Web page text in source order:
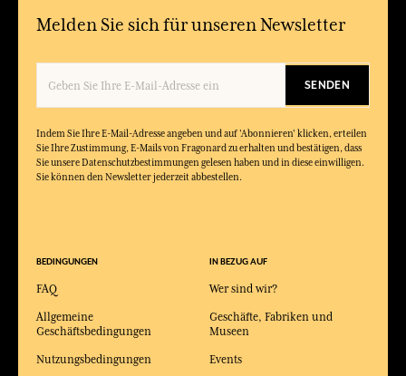
Melden Sie sich für unseren Newsletter
SENDEN
Indem Sie Ihre E-Mail-Adresse angeben und auf 'Abonnieren' klicken, erteilen
Sie Ihre Zustimmung, E-Mails von Fragonard zu erhalten und bestätigen, dass
Sie unsere Datenschutzbestimmungen gelesen haben und in diese einwilligen.
Sie können den Newsletter jederzeit abbestellen.
BEDINGUNGEN
FAQ
Allgemeine
Geschäftsbedingungen
Nutzungsbedingungen
IN BEZUG AUF
Wer sind wir?
Geschäfte, Fabriken und
Museen
Events